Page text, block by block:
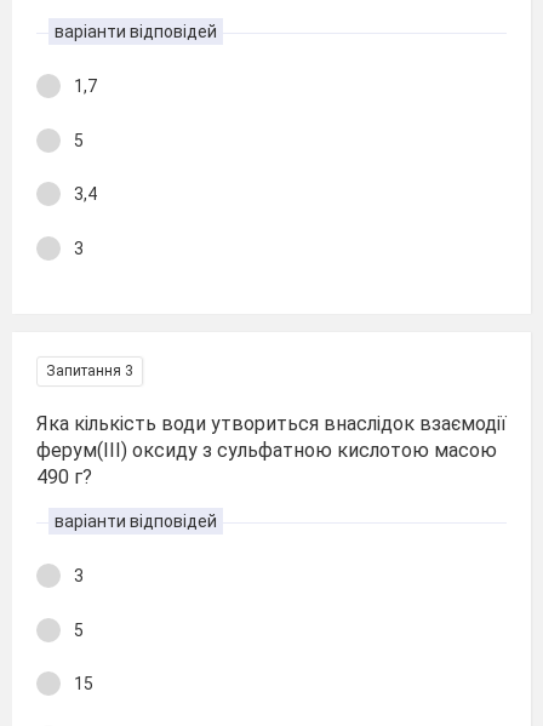
варіанти відповідей
1,7
5
3,4
3
Запитання 3
Яка кількість води утвориться внаслідок взаємодії
ферум(ІІІ) оксиду з сульфатною кислотою масою
490 г?
варіанти відповідей
3
5
15